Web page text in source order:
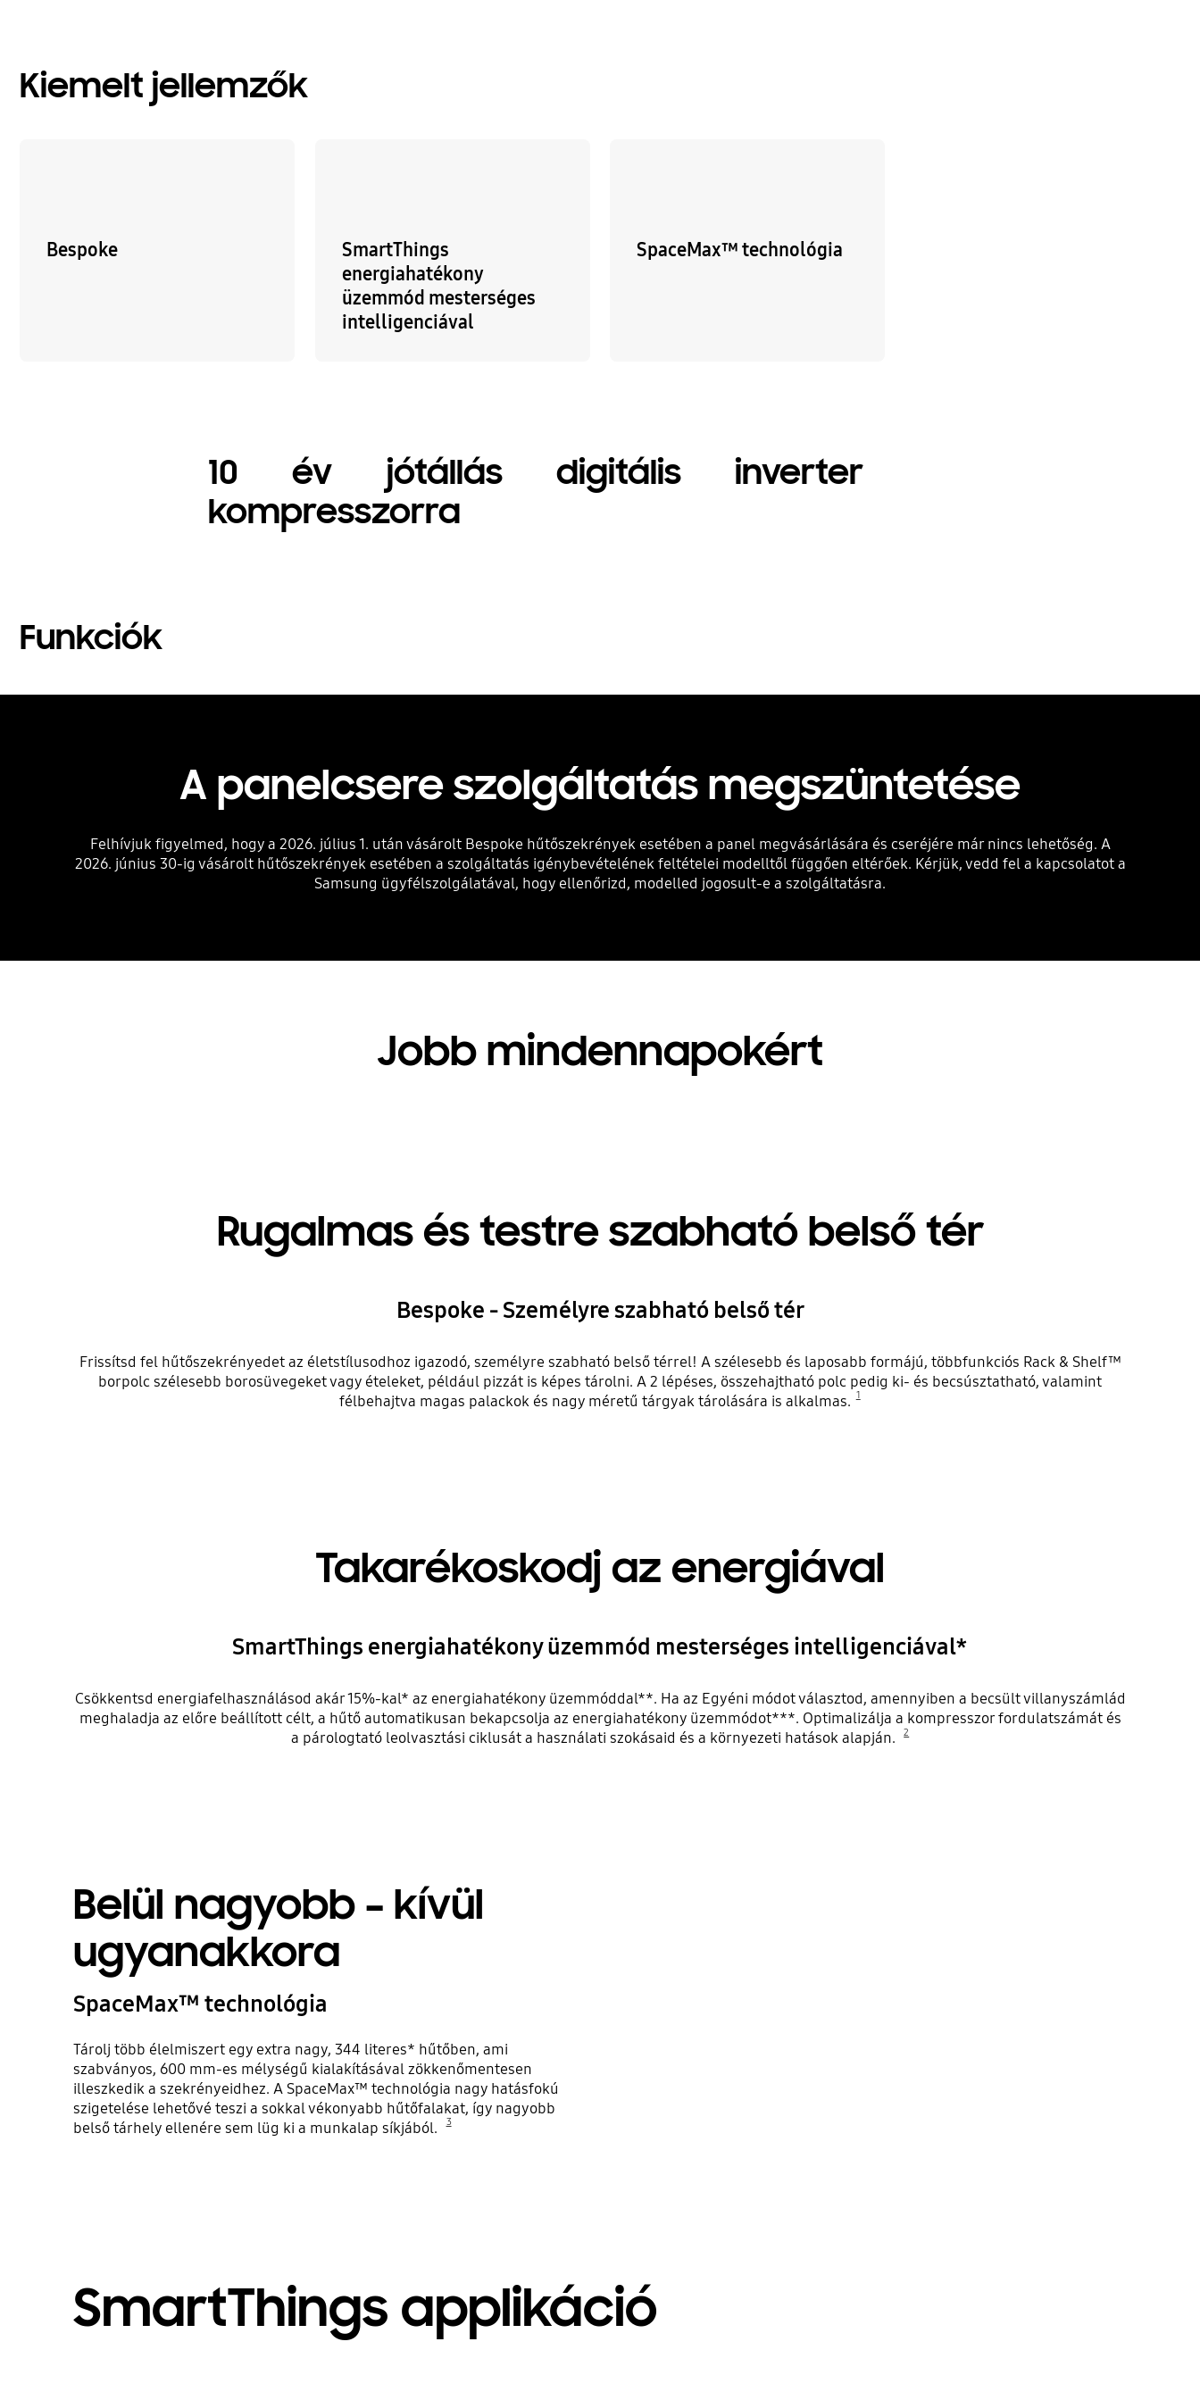
Kiemelt jellemzők
Bespoke
SmartThings
energiahatékony
üzemmód mesterséges
intelligenciával
SpaceMax™ technológia
10 év jótállás digitális inverter
kompresszorra
Funkciók
A panelcsere szolgáltatás megszüntetése
Felhívjuk figyelmed, hogy a 2026. július 1. után vásárolt Bespoke hűtőszekrények esetében a panel megvásárlására és cseréjére már nincs lehetőség. A
2026. június 30-ig vásárolt hűtőszekrények esetében a szolgáltatás igénybevételének feltételei modelltől függően eltérőek. Kérjük, vedd fel a kapcsolatot a
Samsung ügyfélszolgálatával, hogy ellenőrizd, modelled jogosult-e a szolgáltatásra.
Jobb mindennapokért
Rugalmas és testre szabható belső tér
Bespoke - Személyre szabható belső tér
Frissítsd fel hűtőszekrényedet az életstílusodhoz igazodó, személyre szabható belső térrel! A szélesebb és laposabb formájú, többfunkciós Rack & Shelf™
borpolc szélesebb borosüvegeket vagy ételeket, például pizzát is képes tárolni. A 2 lépéses, összehajtható polc pedig ki- és becsúsztatható, valamint
félbehajtva magas palackok és nagy méretű tárgyak tárolására is alkalmas. 1
Takarékoskodj az energiával
SmartThings energiahatékony üzemmód mesterséges intelligenciával*
Csökkentsd energiafelhasználásod akár 15%-kal* az energiahatékony üzemmóddal**. Ha az Egyéni módot választod, amennyiben a becsült villanyszámlád
meghaladja az előre beállított célt, a hűtő automatikusan bekapcsolja az energiahatékony üzemmódot***. Optimalizálja a kompresszor fordulatszámát és
a párologtató leolvasztási ciklusát a használati szokásaid és a környezeti hatások alapján.
2
Belül nagyobb – kívül
ugyanakkora
SpaceMax™ technológia
Tárolj több élelmiszert egy extra nagy, 344 literes* hűtőben, ami
szabványos, 600 mm-es mélységű kialakításával zökkenőmentesen
illeszkedik a szekrényeidhez. A SpaceMax™ technológia nagy hatásfokú
szigetelése lehetővé teszi a sokkal vékonyabb hűtőfalakat, így nagyobb
belső tárhely ellenére sem lüg ki a munkalap síkjából.
3
SmartThings applikáció